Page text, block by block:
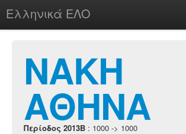
Ελληνικά ΕΛΟ
chesstu.be @ discord
Login
ΝΑΚΗ
ΑΘΗΝΑ
Περίοδος 2013B : 1000 -> 1000